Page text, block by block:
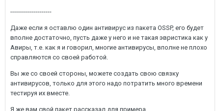
---------------------
Даже если я оставлю один антивирус из пакета OSSP, его будет
вполне достаточно, пусть даже у него и не такая эвристика как у
Авиры, т.е. как я и говорил, многие антивирусы, вполне не плохо
справляются со своей работой.
Вы же со своей стороны, можете создать свою связку
антивирусов, только для этого надо потратить много времени
тестируя их вместе.
Я же вам свой пакет рассказал для примера.